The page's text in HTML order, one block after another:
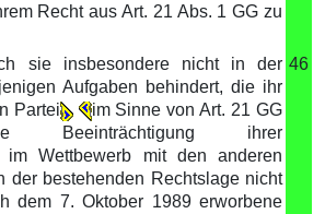
Recht aus Art. 21 Abs. 1 GG zu
sie insbesondere nicht in der
Aufgaben behindert, die ihr
Partei
im Sinne von Art. 21 GG
Beeinträchtigung ihrer
im Wettbewerb mit den anderen
der bestehenden Rechtslage nicht
dem 7. Oktober 1989 erworbene
46